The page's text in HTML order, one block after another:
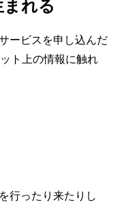
れる
ービスを申し込んだ
ト上の情報に触れ
行ったり来たりし